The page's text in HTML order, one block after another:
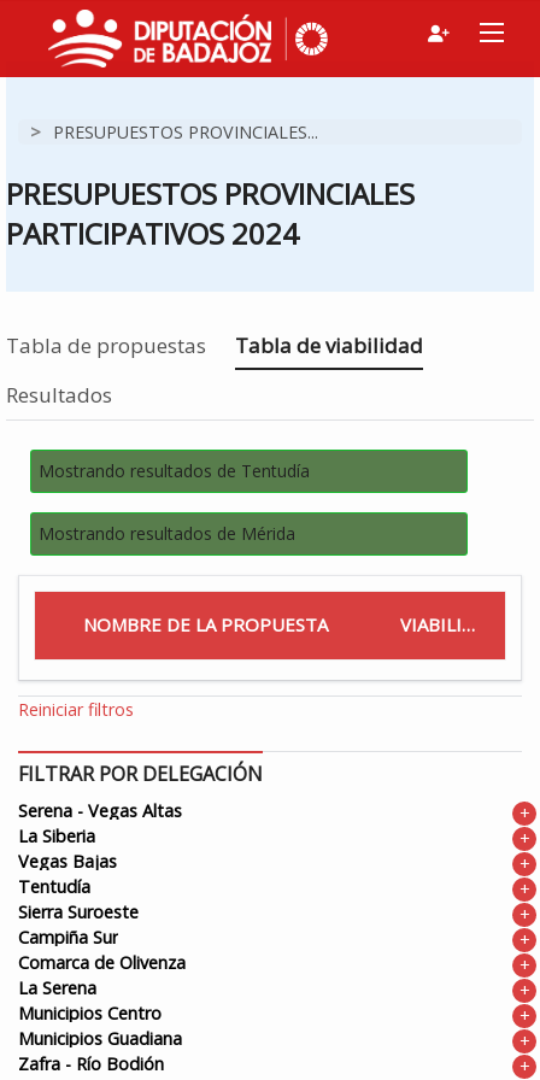
> PRESUPUESTOS PROVINCIALES...
PRESUPUESTOS PROVINCIALES
PARTICIPATIVOS 2024
Tabla de propuestas Estás en
Tabla de viabilidad
Resultados
Mostrando resultados de Tentudía
Mostrando resultados de Mérida
NOMBRE DE LA PROPUESTA VIABILIDAD
Reiniciar filtros
FILTRAR POR DELEGACIÓN